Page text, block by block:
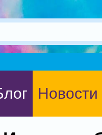
Новости